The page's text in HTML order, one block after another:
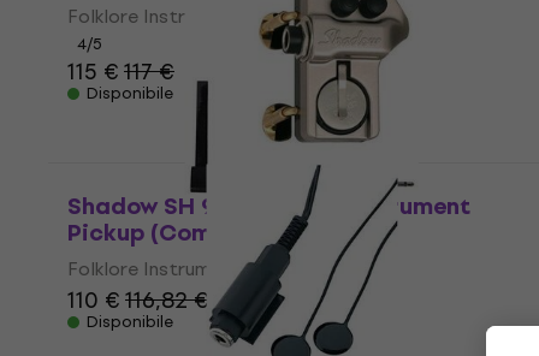
Folklore Instrument Pickup
4/5
115 €117 €
Disponibile
Shadow SH 945 Folklore Instrument
Pickup (Come nuovo)
Folklore Instrument Pickup
110 €116,82 €
Disponibile